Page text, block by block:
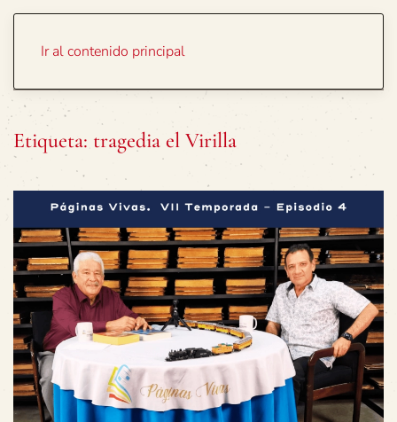
Ir al contenido principal
Etiqueta: tragedia el Virilla